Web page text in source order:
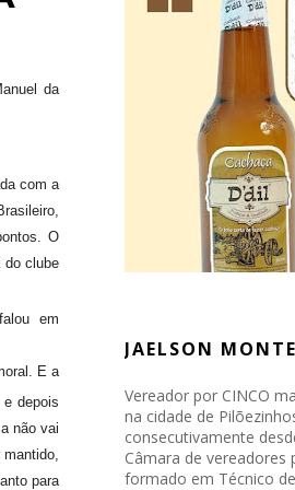
da
com a
O
do clube
em
E a
depois
não vai
para
JAELSON
Vereador por CINCO
na cidade de
consecutivamente
Câmara de vereadores
formado em Técnico